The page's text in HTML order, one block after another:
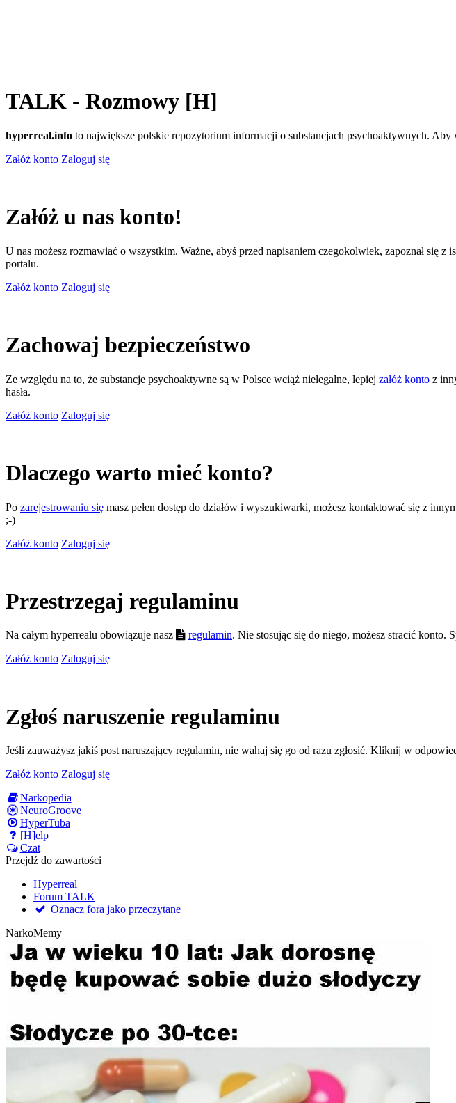
TALK - Rozmowy [H]
hyperreal.info to największe polskie repozytorium informacji o substancjach psychoaktywnych.
Załóż konto Zaloguj się
Załóż u nas konto!
U nas możesz rozmawiać o wszystkim. Ważne, abyś przed napisaniem czegokolwiek, zapoznał się z
portalu.
Załóż konto Zaloguj się
Zachowaj bezpieczeństwo
Ze względu na to, że substancje psychoaktywne są w Polsce wciąż nielegalne, lepiej załóż konto z
hasła.
Załóż konto Zaloguj się
Dlaczego warto mieć konto?
Po zarejestrowaniu się masz pełen dostęp do działów i wyszukiwarki, możesz kontaktować się z
;-)
Załóż konto Zaloguj się
Przestrzegaj regulaminu
Na całym hyperrealu obowiązuje nasz regulamin. Nie stosując się do niego, możesz stracić konto.
Załóż konto Zaloguj się
Zgłoś naruszenie regulaminu
Jeśli zauważysz jakiś post naruszający regulamin, nie wahaj się go od razu zgłosić. Kliknij w
Załóż konto Zaloguj się
Narkopedia
NeuroGroove
HyperTuba
[H]elp
Czat
Przejdź do zawartości
Hyperreal
Forum TALK
Oznacz fora jako przeczytane
NarkoMemy